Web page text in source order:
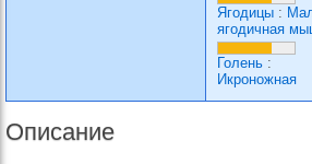
Ягодицы :
ягодичная
Голень :
Икроножная
Описание